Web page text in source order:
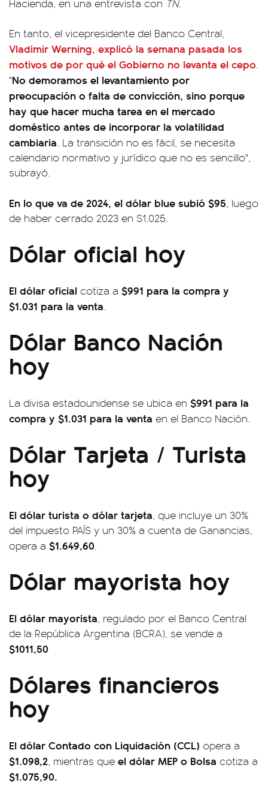
Hacienda, en una entrevista con TN.
En tanto, el vicepresidente del Banco Central,
Vladimir Werning, explicó la semana pasada los
motivos de por qué el Gobierno no levanta el cepo.
"No demoramos el levantamiento por
preocupación o falta de convicción, sino porque
hay que hacer mucha tarea en el mercado
doméstico antes de incorporar la volatilidad
cambiaria. La transición no es fácil, se necesita
calendario normativo y jurídico que no es sencillo",
subrayó.
En lo que va de 2024, el dólar blue subió $95, luego
de haber cerrado 2023 en $1.025.
Dólar oficial hoy
El dólar oficial cotiza a $991 para la compra y
$1.031 para la venta.
Dólar Banco Nación
hoy
La divisa estadounidense se ubica en $991 para la
compra y $1.031 para la venta en el Banco Nación.
Dólar Tarjeta / Turista
hoy
El dólar turista o dólar tarjeta, que incluye un 30%
del impuesto PAÍS y un 30% a cuenta de Ganancias,
opera a $1.649,60.
Dólar mayorista hoy
El dólar mayorista, regulado por el Banco Central
de la República Argentina (BCRA), se vende a
$1011,50
Dólares financieros
hoy
El dólar Contado con Liquidación (CCL) opera a
$1.098,2, mientras que el dólar MEP o Bolsa cotiza a
$1.075,90.